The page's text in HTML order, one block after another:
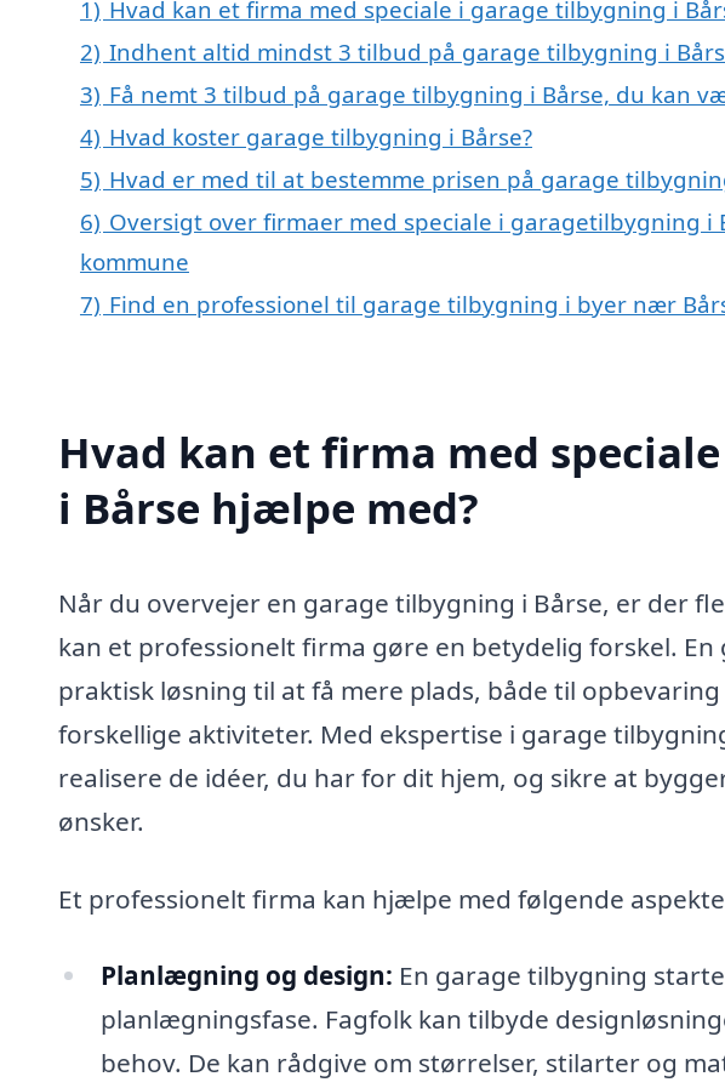
1) Hvad kan et firma med speciale i garage tilbygning i
2) Indhent altid mindst 3 tilbud på garage tilbygning i
3) Få nemt 3 tilbud på garage tilbygning i Bårse, du kan
4) Hvad koster garage tilbygning i Bårse?
5) Hvad er med til at bestemme prisen på garage
6) Oversigt over firmaer med speciale i garagetilbygning i
kommune
7) Find en professionel til garage tilbygning i byer nær
Hvad kan et firma med
i Bårse hjælpe med?
Når du overvejer en garage tilbygning i Bårse, er der
kan et professionelt firma gøre en betydelig forskel.
praktisk løsning til at få mere plads, både til
forskellige aktiviteter. Med ekspertise i garage
realisere de idéer, du har for dit hjem, og sikre at
ønsker.
Et professionelt firma kan hjælpe med følgende
Planlægning og design: En garage tilbygning
planlægningsfase. Fagfolk kan tilbyde
behov. De kan rådgive om størrelser, stilarter og